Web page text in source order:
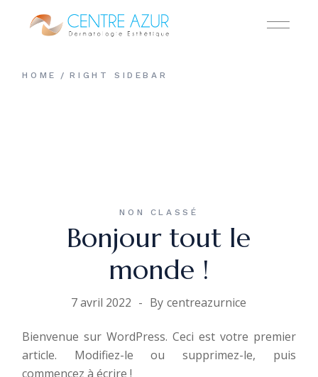
HOME RIGHT SIDEBAR
NON CLASSÉ
Bonjour tout le
monde !
7 avril 2022 By centreazurnice
Bienvenue sur WordPress. Ceci est votre premier
article. Modifiez-le ou supprimez-le, puis
commencez à écrire !